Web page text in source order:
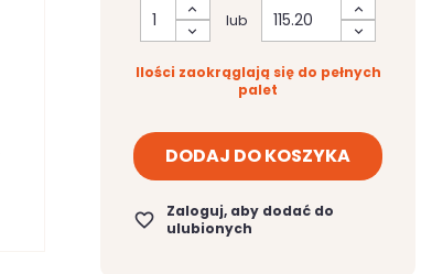
lub
Ilości zaokrąglają się do pełnych
palet
DODAJ DO KOSZYKA
favorite_border
Zaloguj, aby dodać do
ulubionych